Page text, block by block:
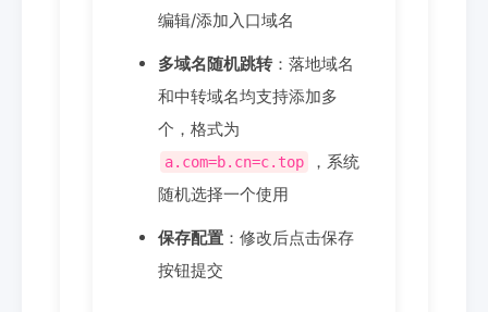
编辑/添加入口域名
多域名随机跳转：落地域名
和中转域名均支持添加多
个，格式为
a.com=b.cn=c.top
，系统
随机选择一个使用
保存配置 ：修改后点击保存
按钮提交